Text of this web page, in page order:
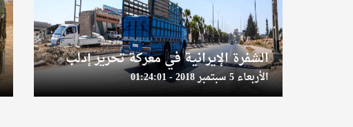
الشفرة الإيرانية في معركة تحرير إدلب
الأربعاء 5 سبتمبر 2018 - 01:24:01